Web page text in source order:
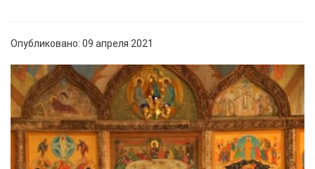
Опубликовано: 09 апреля 2021